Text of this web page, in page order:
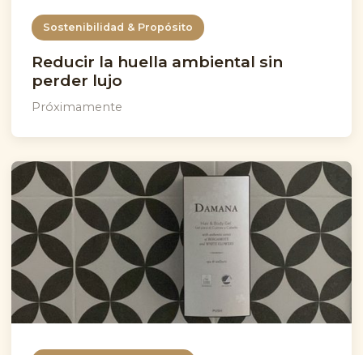
Sostenibilidad & Propósito
Reducir la huella ambiental sin
perder lujo
Próximamente